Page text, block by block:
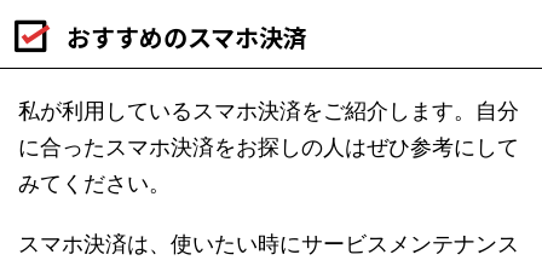
おすすめのスマホ決済
私が利用しているスマホ決済をご紹介します。自分
に合ったスマホ決済をお探しの人はぜひ参考にして
みてください。
スマホ決済は、使いたい時にサービスメンテナンス